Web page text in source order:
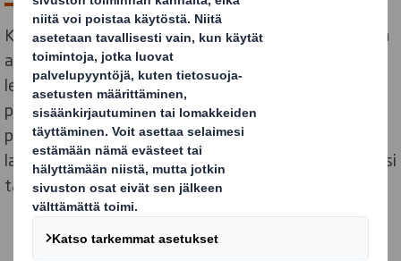
Kesäloma on tärkeä osa ympäri vuoden työtä tekevien
arkea ja se auttaa palautumaan työstä. Aivot saavat
lepoa ja virkistyvät. Mutta arki jatkuu työpaikalla,
pakkaustehtaan tuotanto toimii ja asiakkaita
palvellaan. Pakkaustilauksia otetaan vastaan ja
laatikot matkaavat niitä tarvitseville. Sen takaamiseksi
tarvitaan apuun kesätyöntekijöitä.